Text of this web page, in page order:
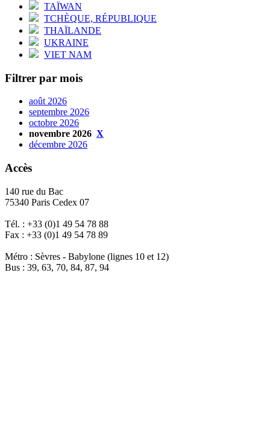
TAÏWAN
TCHÈQUE, RÉPUBLIQUE
THAÏLANDE
UKRAINE
VIET NAM
Filtrer par mois
août 2026
septembre 2026
octobre 2026
novembre 2026 X
décembre 2026
Accès
140 rue du Bac
75340 Paris Cedex 07
Tél. : +33 (0)1 49 54 78 88
Fax : +33 (0)1 49 54 78 89
Métro : Sèvres - Babylone (lignes 10 et 12)
Bus : 39, 63, 70, 84, 87, 94